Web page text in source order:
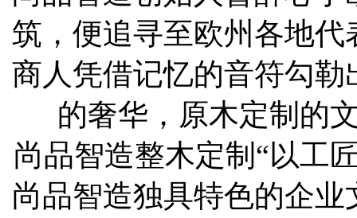
筑，便追寻至欧州各地
商人凭借记忆的音符勾
的奢华，原木定制的
尚品智造整木定制 “以工
尚品智造独具特色的企